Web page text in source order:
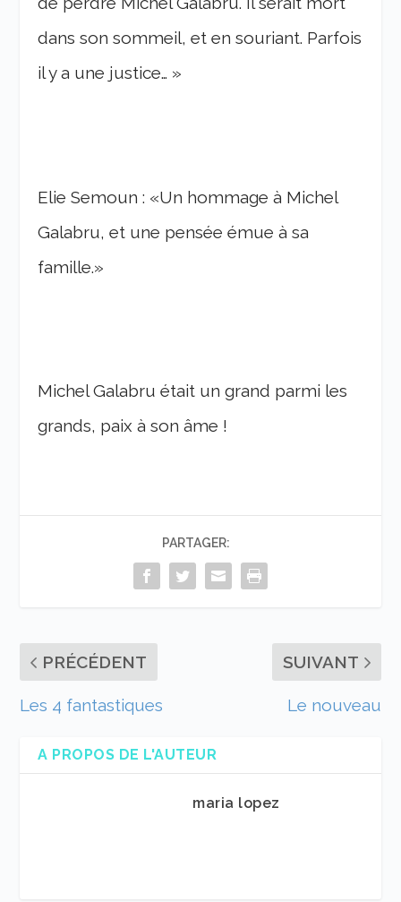
dans son sommeil, et en souriant. Parfois
il y a une justi­ce… »
Elie Semoun : «Un hommage à Michel
Gala­bru, et une pensée émue à sa
famille.»
Michel Galabru était un grand parmi les
grands, paix à son âme !
PARTAGER:
PRÉCÉDENT
Les 4 fantastiques
SUIVANT
Le nouveau
A PROPOS DE L'AUTEUR
maria lopez